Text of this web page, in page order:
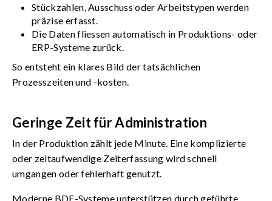
Stückzahlen, Ausschuss oder Arbeitstypen werden
präzise erfasst.
Die Daten fliessen automatisch in Produktions- oder
ERP-Systeme zurück.
So entsteht ein klares Bild der tatsächlichen
Prozesszeiten und -kosten.
Geringe Zeit für Administration
In der Produktion zählt jede Minute. Eine komplizierte
oder zeitaufwendige Zeiterfassung wird schnell
umgangen oder fehlerhaft genutzt.
Moderne BDE-Systeme unterstützen durch geführte